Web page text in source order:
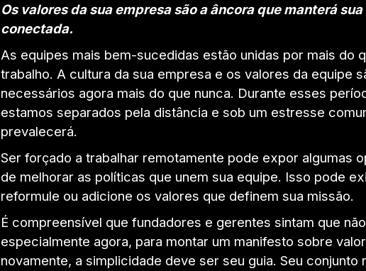
Os valores da sua empresa são a âncora que manterá
conectada.
As equipes mais bem-sucedidas estão unidas por mais do
trabalho. A cultura da sua empresa e os valores da equipe
necessários agora mais do que nunca. Durante esses
estamos separados pela distância e sob um estresse
prevalecerá.
Ser forçado a trabalhar remotamente pode expor algumas
de melhorar as políticas que unem sua equipe. Isso pode
reformule ou adicione os valores que definem sua missão.
É compreensível que fundadores e gerentes sintam que
especialmente agora, para montar um manifesto sobre
novamente, a simplicidade deve ser seu guia. Seu conjunto